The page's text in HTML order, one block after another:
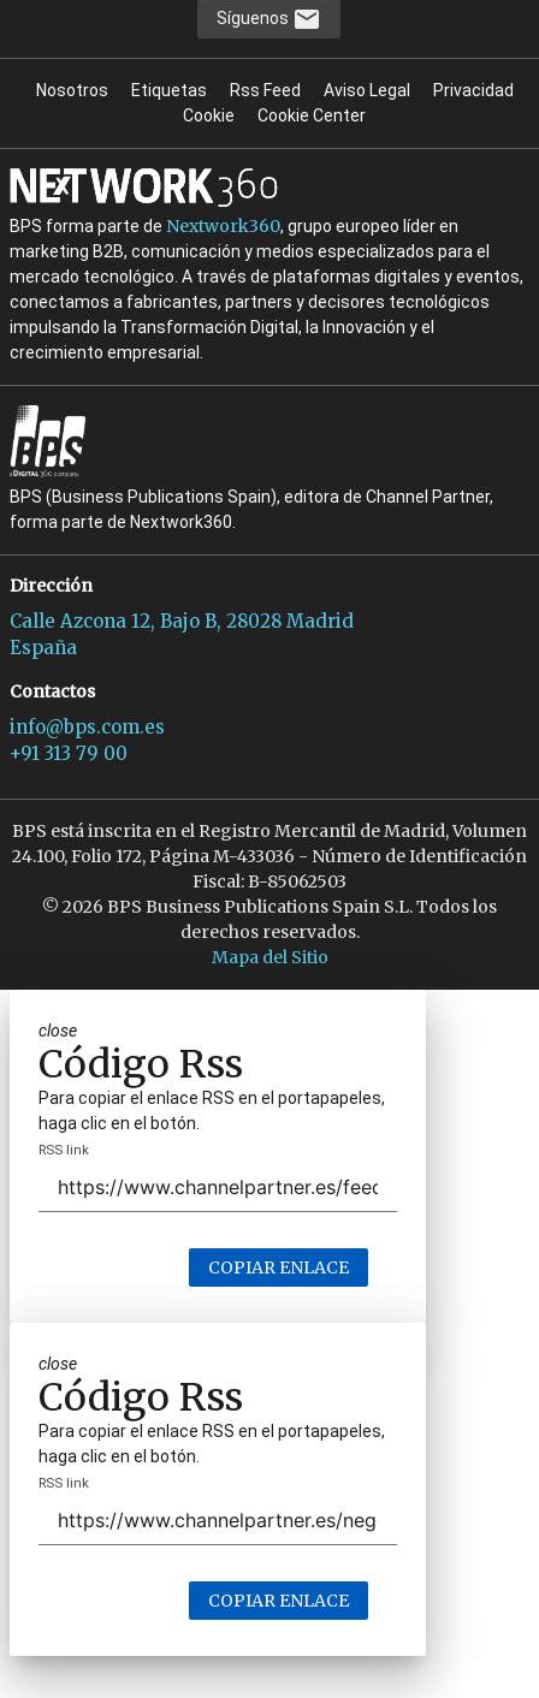
Síguenos
Nosotros Etiquetas Rss Feed Aviso Legal
Privacidad
Cookie
Cookie Center
BPS forma parte de Nextwork360, grupo europeo líder en
marketing B2B, comunicación y medios especializados para el
mercado tecnológico. A través de plataformas digitales y eventos,
conectamos a fabricantes, partners y decisores tecnológicos
impulsando la Transformación Digital, la Innovación y el
crecimiento empresarial.
BPS (Business Publications Spain), editora de Channel Partner,
forma parte de Nextwork360.
Dirección
Calle Azcona 12, Bajo B, 28028 Madrid
España
Contactos
info@bps.com.es
+91 313 79 00
BPS está inscrita en el Registro Mercantil de Madrid, Volumen
24.100, Folio 172, Página M-433036 - Número de Identificación
Fiscal: B-85062503
© 2026 BPS Business Publications Spain S.L. Todos los
derechos reservados.
Mapa del Sitio
close
Código Rss
Para copiar el enlace RSS en el portapapeles,
haga clic en el botón.
RSS link
COPIAR ENLACE
close
Código Rss
Para copiar el enlace RSS en el portapapeles,
haga clic en el botón.
RSS link
COPIAR ENLACE